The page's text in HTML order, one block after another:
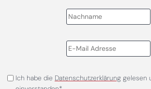
Ich habe die Datenschutzerklärunggelesen